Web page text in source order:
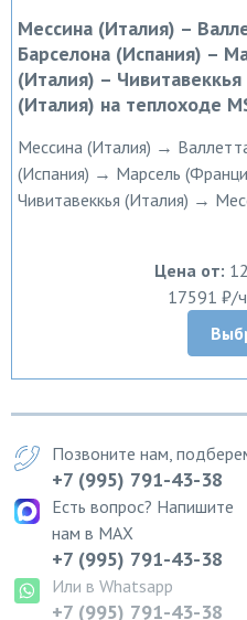
Мессина (Италия) –
Барселона (Испания) –
(Италия) –
(Италия) на теплоходе
Мессина (Италия) →
(Испания) → Марсель
Чивитавеккья (Италия) →
Цена от:
17591 ₽/
Позвоните нам,
+7 (995) 791-43-38
Есть вопрос? Напишите
нам в MAX
+7 (995) 791-43-38
Или в Whatsapp
+7 (995) 791-43-38